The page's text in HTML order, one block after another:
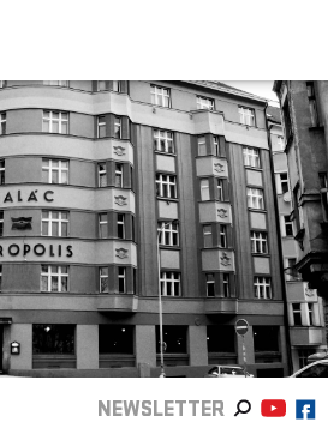
NEWSLETTER